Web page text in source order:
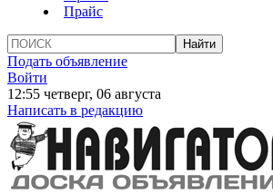
Прайс
Подать объявление
Войти
12:55 четверг, 06 августа
Написать в редакцию